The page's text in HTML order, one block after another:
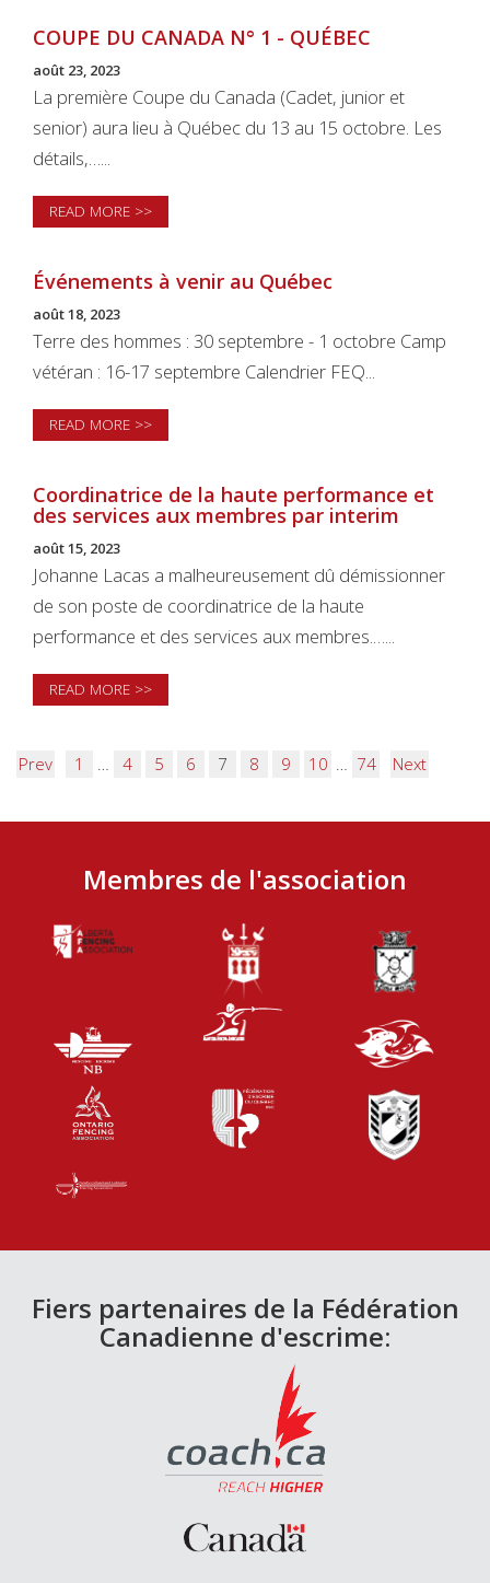
COUPE DU CANADA N° 1 - QUÉBEC
août 23, 2023
La première Coupe du Canada (Cadet, junior et
senior) aura lieu à Québec du 13 au 15 octobre. Les
détails,…...
READ MORE >>
Événements à venir au Québec
août 18, 2023
Terre des hommes : 30 septembre - 1 octobre Camp
vétéran : 16-17 septembre Calendrier FEQ...
READ MORE >>
Coordinatrice de la haute performance et
des services aux membres par interim
août 15, 2023
Johanne Lacas a malheureusement dû démissionner
de son poste de coordinatrice de la haute
performance et des services aux membres.…...
READ MORE >>
Prev 1 … 4 5 6 7 8 9 10 … 74 Next
Membres de l'association
Fiers partenaires de la Fédération
Canadienne d'escrime: